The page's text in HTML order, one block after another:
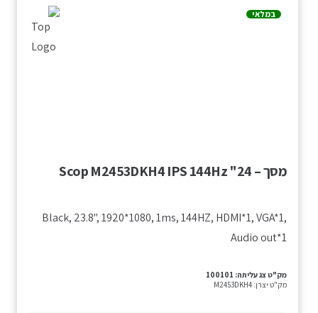
במלאי
מסך – Scop M2453DKH4 IPS 144Hz "24
Black, 23.8", 1920*1080, 1ms, 144HZ, HDMI*1, VGA*1,
Audio out*1
מק"ט צג עליתה: 100101
מק"ט יצרן: M2453DKH4